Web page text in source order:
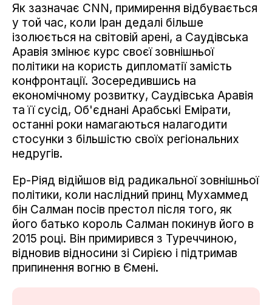
Як зазначає CNN, примирення відбувається
у той час, коли Іран дедалі більше
ізолюється на світовій арені, а Саудівська
Аравія змінює курс своєї зовнішньої
політики на користь дипломатії замість
конфронтації. Зосередившись на
економічному розвитку, Саудівська Аравія
та її сусід, Об'єднані Арабські Емірати,
останні роки намагаються налагодити
стосунки з більшістю своїх регіональних
недругів.
Ер-Ріяд відійшов від радикальної зовнішньої
політики, коли наслідний принц Мухаммед
бін Салман посів престол після того, як
його батько король Салман покинув його в
2015 році. Він примирився з Туреччиною,
відновив відносини зі Сирією і підтримав
припинення вогню в Ємені.